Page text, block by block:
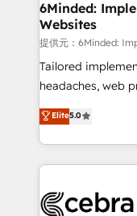
from other CRMs
downtime. 🔹 RevOps Strategy: Align teams,
processes, and
Integrations:
for better adoption. 🔹 Custom
SOC 2 Type II
our commitment
6Minded:
Websites
提供元：6Minded:
Tailored
headaches, web
house team of
developers,
aspects of your HubSpot. ✨ 400+
100+ seamless
implementations,
Elite5.0